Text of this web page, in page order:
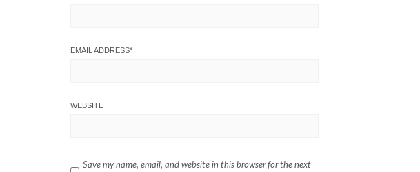
EMAIL ADDRESS*
WEBSITE
Save my name, email, and website in this browser for the next